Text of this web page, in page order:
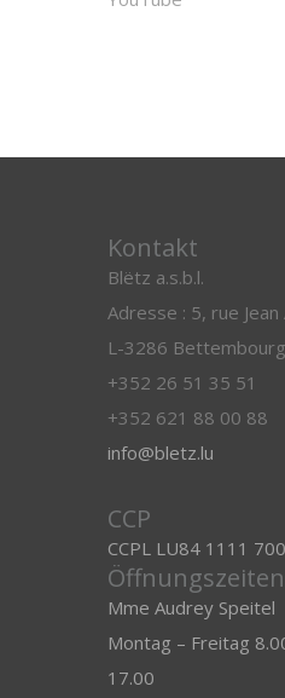
Kontakt
Blëtz a.s.b.l.
Adresse : 5, rue
L-3286 Bettembourg
+352 26 51 35 51
+352 621 88 00 88
info@bletz.lu
CCP
CCPL LU84 1111
Öffnungszeiten
Mme Audrey Speitel
Montag – Freitag
17.00